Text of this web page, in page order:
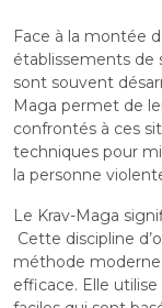
Face à la montée
établissements de
sont souvent
Maga permet de
confrontés à ces
techniques pour
la personne
Le Krav-Maga
Cette discipline
méthode
efficace. Elle